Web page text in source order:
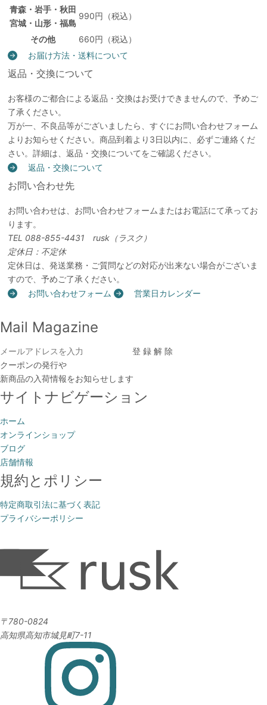
青森・岩手・秋田
宮城・山形・福島
990円（税込）
その他
660円（税込）
お届け方法・送料について
返品・交換について
お客様のご都合による返品・交換はお受けできませんので、予めご
了承ください。
万が一、不良品等がございましたら、すぐにお問い合わせフォーム
よりお知らせください。商品到着より3日以内に、必ずご連絡くだ
さい。詳細は、返品・交換についてをご確認ください。
返品・交換について
お問い合わせ先
お問い合わせは、お問い合わせフォームまたはお電話にて承ってお
ります。
TEL 088-855-4431 rusk（ラスク）
定休日：不定休
定休日は、発送業務・ご質問などの対応が出来ない場合がございま
すので、予めご了承ください。
お問い合わせフォーム
営業日カレンダー
Mail Magazine
クーポンの発行や
新商品の入荷情報をお知らせします
サイトナビゲーション
ホーム
オンラインショップ
ブログ
店舗情報
規約とポリシー
特定商取引法に基づく表記
プライバシーポリシー
〒780-0824
高知県高知市城見町7-11